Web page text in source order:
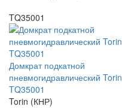
TQ35001
Домкрат подкатной
пневмогидравлический Torin
TQ35001
Torin (КНР)